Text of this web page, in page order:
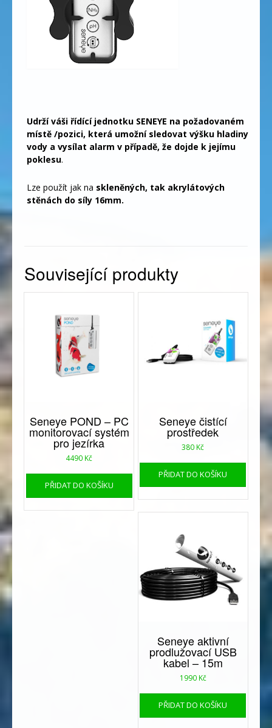
Udrží váši řídící jednotku SENEYE na požadovaném
místě /pozici, která umožní sledovat výšku hladiny
vody a vysílat alarm v případě, že dojde k jejímu
poklesu.
Lze použít jak na skleněných, tak akrylátových
stěnách do síly 16mm.
Související produkty
Seneye POND – PC
monitorovací systém
pro jezírka
4490 Kč
PŘIDAT DO KOŠÍKU
Seneye čistící
prostředek
380 Kč
PŘIDAT DO KOŠÍKU
Seneye aktivní
prodlužovací USB
kabel – 15m
1990 Kč
PŘIDAT DO KOŠÍKU